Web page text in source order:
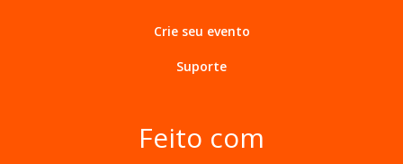
Crie seu evento
Suporte
Feito com